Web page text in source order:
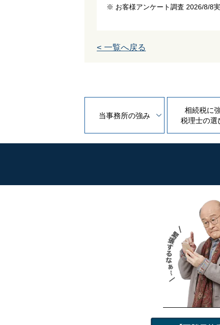
※ お客様アンケート調査 2026/8/8
< 一覧へ戻る
当事務所の強み
相続税に
税理士の選